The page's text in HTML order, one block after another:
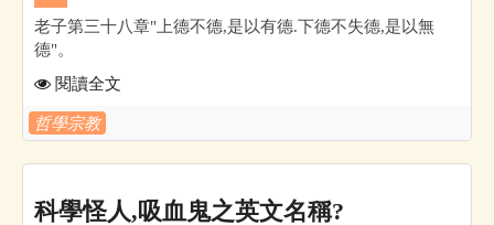
老子第三十八章"上德不德,是以有德.下德不失德,是以無
德"。
閱讀全文
哲學宗教
科學怪人,吸血鬼之英文名稱?